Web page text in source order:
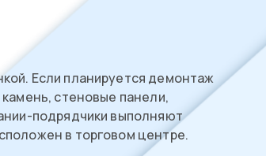
Если планируется демонтаж
стеновые панели,
подрядчики выполняют
в торговом центре.